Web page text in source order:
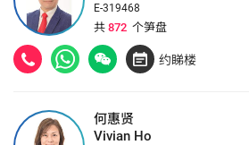
E-319468
共 872 个笋盘
约睇楼
何惠贤
Vivian Ho